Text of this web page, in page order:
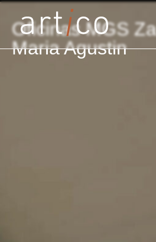
Oficinas MGS
Maria Agustin